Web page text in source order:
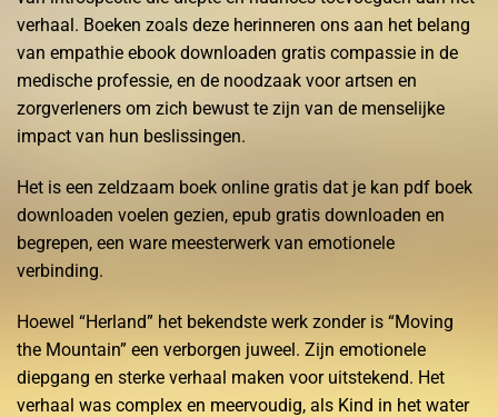
verhaal. Boeken zoals deze herinneren ons aan het belang
van empathie ebook downloaden gratis compassie in de
medische professie, en de noodzaak voor artsen en
zorgverleners om zich bewust te zijn van de menselijke
impact van hun beslissingen.
Het is een zeldzaam boek online gratis dat je kan pdf boek
downloaden voelen gezien, epub gratis downloaden en
begrepen, een ware meesterwerk van emotionele
verbinding.
Hoewel “Herland” het bekendste werk zonder is “Moving
the Mountain” een verborgen juweel. Zijn emotionele
diepgang en sterke verhaal maken voor uitstekend. Het
verhaal was complex en meervoudig, als Kind in het water